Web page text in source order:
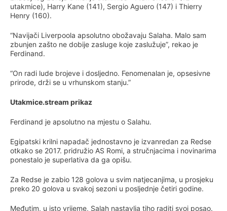
utakmice), Harry Kane (141), Sergio Aguero (147) i Thierry
Henry (160).
“Navijači Liverpoola apsolutno obožavaju Salaha. Malo sam
zbunjen zašto ne dobije zasluge koje zaslužuje”, rekao je
Ferdinand.
“On radi lude brojeve i dosljedno. Fenomenalan je, opsesivne
prirode, drži se u vrhunskom stanju.”
Utakmice.stream prikaz
Ferdinand je apsolutno na mjestu o Salahu.
Egipatski krilni napadač jednostavno je izvanredan za Redse
otkako se 2017. pridružio AS Romi, a stručnjacima i novinarima
ponestalo je superlativa da ga opišu.
Za Redse je zabio 128 golova u svim natjecanjima, u prosjeku
preko 20 golova u svakoj sezoni u posljednje četiri godine.
Međutim, u isto vrijeme, Salah nastavlja tiho raditi svoj posao.